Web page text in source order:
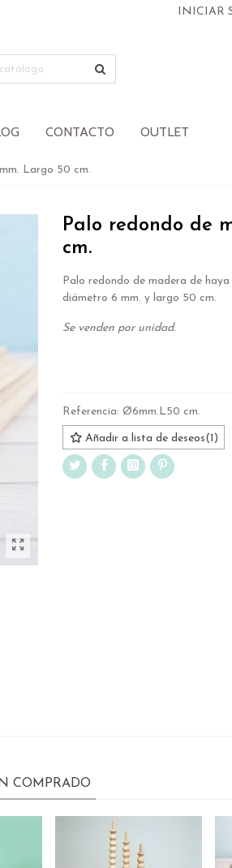
INICIAR
CONTACTO OUTLET
Largo 50 cm.
Palo redondo de
cm.
Palo redondo de madera de haya
diámetro 6 mm. y largo 50 cm.
Se venden por unidad.
Referencia: Ø6mm.L50 cm.
Añadir a lista de deseos(1 )
COMPRADO